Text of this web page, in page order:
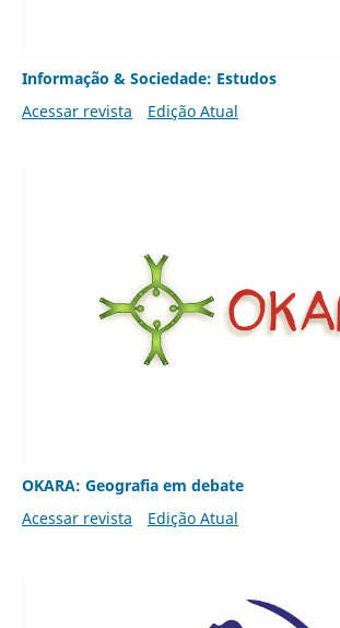
Informação & Sociedade: Estudos
Acessar revista
Edição Atual
OKARA: Geografia em debate
Acessar revista
Edição Atual